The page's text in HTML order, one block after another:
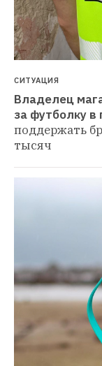
СИТУАЦИЯ
Владелец
за футболку
поддержать
тысяч